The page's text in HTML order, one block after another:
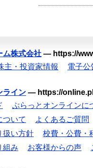
ム株式会社 — https://
主・投資家情報 電子公
ライン — https://
ぷらっとオンラインに
ついて
よくあるご質問
扱い方針
校費・公費・
組み
お客様からの声